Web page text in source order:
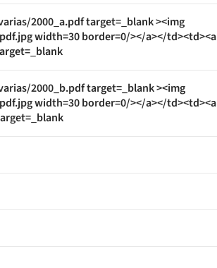
2000_a.pdf target=_blank ><img
width=30 border=0/></a></td><td><a
2000_b.pdf target=_blank ><img
width=30 border=0/></a></td><td><a